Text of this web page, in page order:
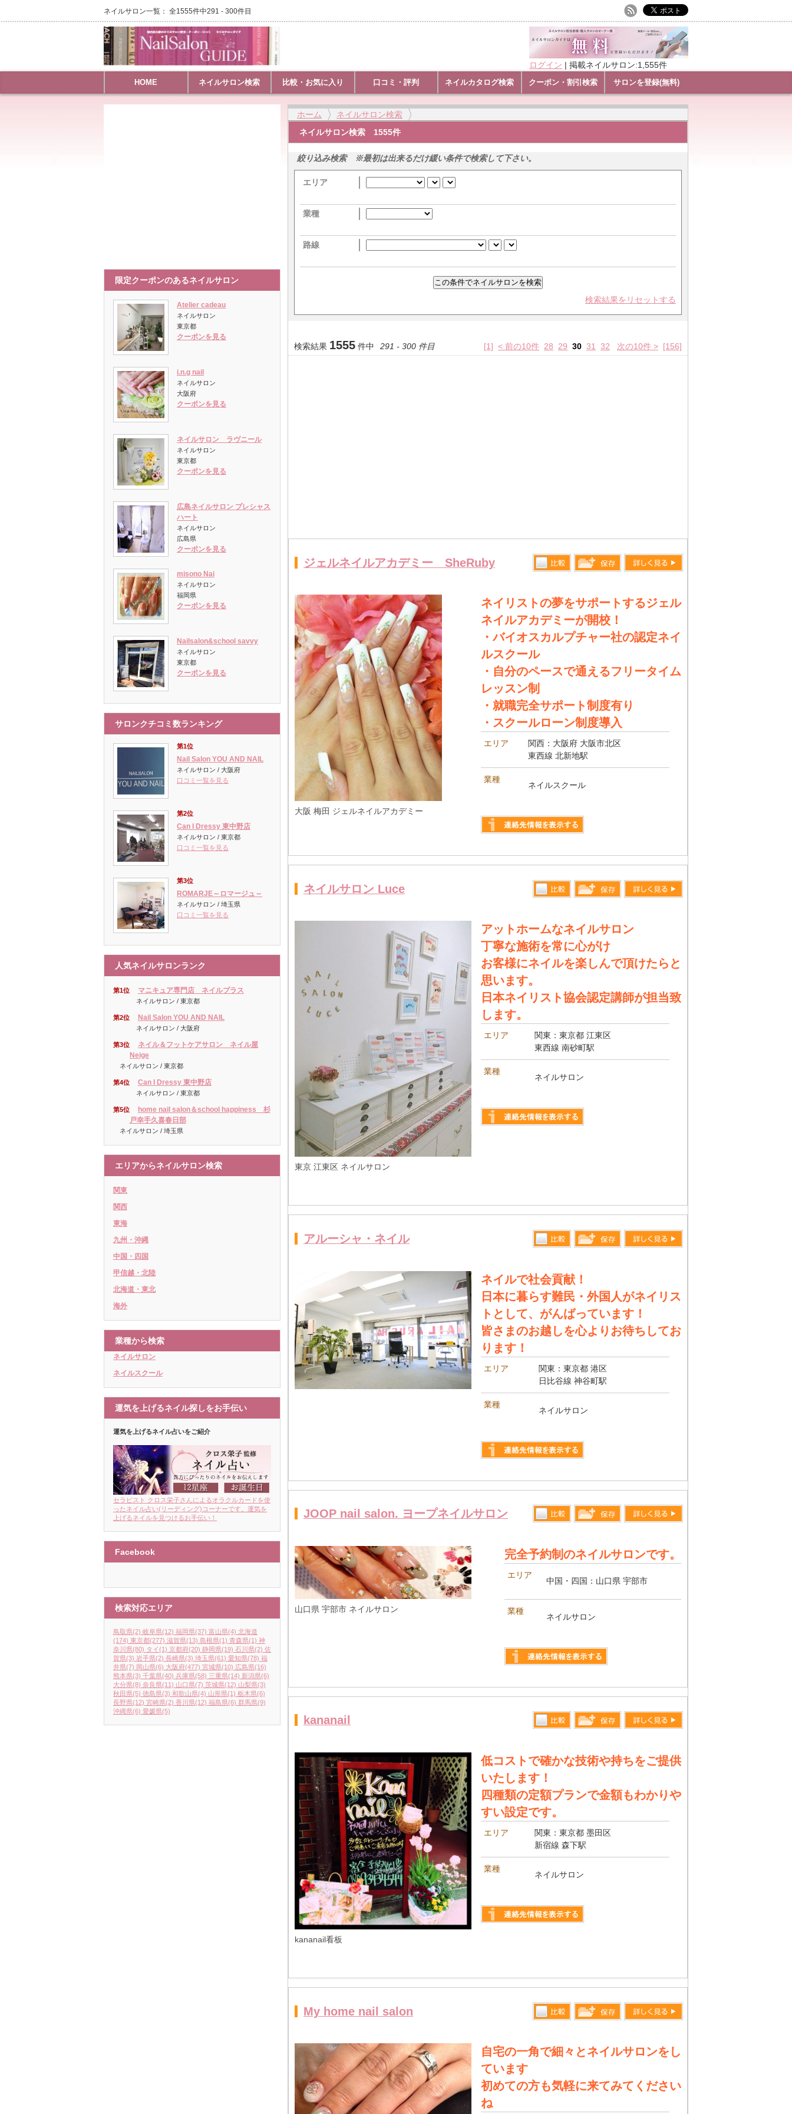
ネイルサロン一覧： 全1555件中291 - 300件目
HOME ネイルサロン検索 比較・お気に入り 口コミ・評判 ネイルカタログ検索 クーポン・割引検索 サロンを登録(無料)
ログイン | 掲載ネイルサロン:1,555件
ホーム
ネイルサロン検索
ネイルサロン検索 1555件
絞り込み検索 ※最初は出来るだけ緩い条件で検索して下さい。
エリア
業種
路線
検索結果をリセットする
検索結果 1555 件中 291 - 300 件目 [1] < 前の10件 28 29 30 31 32 次の10件 > [156]
ジェルネイルアカデミー SheRuby
る
トへ登録
します
大阪 梅田 ジェルネイルアカデミー
ネイリストの夢をサポートするジェル
ネイルアカデミーが開校！
・バイオスカルプチャー社の認定ネイ
ルスクール
・自分のペースで通えるフリータイム
レッスン制
・就職完全サポート制度有り
・スクールローン制度導入
エリア
関西：大阪府 大阪市北区
東西線 北新地駅
業種
ネイルスクール
ネイルサロン Luce
トへ登録
します
東京 江東区 ネイルサロン
アットホームなネイルサロン
丁寧な施術を常に心がけ
お客様にネイルを楽しんで頂けたらと
思います。
日本ネイリスト協会認定講師が担当致
します。
エリア
関東：東京都 江東区
東西線 南砂町駅
業種
ネイルサロン
アルーシャ・ネイル
る
トへ登録
します
ネイルで社会貢献！
日本に暮らす難民・外国人がネイリス
トとして、がんばっています！
皆さまのお越しを心よりお待ちしてお
ります！
エリア
関東：東京都 港区
日比谷線 神谷町駅
業種
ネイルサロン
JOOP nail salon. ヨープネイルサロン
る
トへ登録
します
山口県 宇部市 ネイルサロン
完全予約制のネイルサロンです。
エリア
中国・四国：山口県 宇部市
業種
ネイルサロン
kananail
る
トへ登録
kananail看板
低コストで確かな技術や持ちをご提供
いたします！
四種類の定額プランで金額もわかりや
すい設定です。
エリア
関東：東京都 墨田区
新宿線 森下駅
業種
ネイルサロン
My home nail salon
る
トへ登録
自宅の一角で細々とネイルサロンをし
ています
初めての方も気軽に来てみてください
ね
限定クーポンのあるネイルサロン
Atelier cadeau
ネイルサロン
東京都
クーポンを見る
i.n.g nail
ネイルサロン
大阪府
クーポンを見る
ネイルサロン ラヴニール
ネイルサロン
東京都
クーポンを見る
広島ネイルサロン プレシャス
ハート
ネイルサロン
広島県
クーポンを見る
misono Nai
ネイルサロン
福岡県
クーポンを見る
Nailsalon&school savvy
ネイルサロン
東京都
クーポンを見る
サロンクチコミ数ランキング
第1位
Nail Salon YOU AND NAIL
ネイルサロン / 大阪府
口コミ一覧を見る
第2位
Can I Dressy 東中野店
ネイルサロン / 東京都
口コミ一覧を見る
第3位
ROMARJE～ロマージュ～
ネイルサロン / 埼玉県
口コミ一覧を見る
人気ネイルサロンランク
第1位 マニキュア専門店 ネイルプラス
ネイルサロン / 東京都
第2位 Nail Salon YOU AND NAIL
ネイルサロン / 大阪府
第3位
ネイル＆フットケアサロン ネイル屋
Neige
ネイルサロン / 東京都
第4位 Can I Dressy 東中野店
ネイルサロン / 東京都
第5位
home nail salon＆school happiness 杉
戸幸手久喜春日部
ネイルサロン / 埼玉県
エリアからネイルサロン検索
関東
関西
東海
九州・沖縄
中国・四国
甲信越・北陸
北海道・東北
海外
業種から検索
ネイルサロン
ネイルスクール
運気を上げるネイル探しをお手伝い
運気を上げるネイル占いをご紹介
セラピスト クロス栄子さんによるオラクルカードを使
ったネイル占い(リーディング)コーナーです。運気を
上げるネイルを見つけるお手伝い！
Facebook
検索対応エリア
鳥取県(2) 岐阜県(12) 福岡県(37) 富山県(4) 北海道
(174) 東京都(277) 滋賀県(13) 島根県(1) 青森県(1) 神
奈川県(80) タイ(1) 京都府(20) 静岡県(19) 石川県(2) 佐
賀県(3) 岩手県(2) 長崎県(3) 埼玉県(61) 愛知県(78) 福
井県(7) 岡山県(6) 大阪府(477) 宮城県(10) 広島県(16)
熊本県(3) 千葉県(40) 兵庫県(58) 三重県(14) 新潟県(6)
大分県(8) 奈良県(11) 山口県(7) 茨城県(12) 山梨県(3)
秋田県(5) 徳島県(3) 和歌山県(4) 山形県(1) 栃木県(6)
長野県(12) 宮崎県(2) 香川県(12) 福島県(6) 群馬県(9)
沖縄県(6) 愛媛県(5)